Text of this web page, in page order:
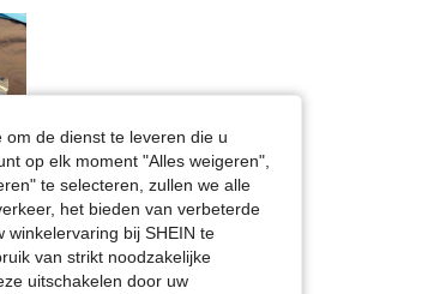
de dienst te leveren die u
op elk moment "Alles weigeren",
te selecteren, zullen we alle
het bieden van verbeterde
bij SHEIN te
van strikt noodzakelijke
uitschakelen door uw